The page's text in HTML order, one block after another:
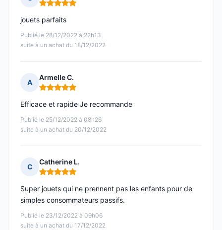
Note : 5 sur 5
Publié le 28/12/2022 à 22h13
suite à un achat du 18/12/2022
jouets parfaits
A
Armelle C.
Note : 5 sur 5
Publié le 25/12/2022 à 08h26
suite à un achat du 20/12/2022
Efficace et rapide Je recommande
C
Catherine L.
Note : 5 sur 5
Publié le 23/12/2022 à 09h06
suite à un achat du 17/12/2022
Super jouets qui ne prennent pas les enfants pour de
simples consommateurs passifs.